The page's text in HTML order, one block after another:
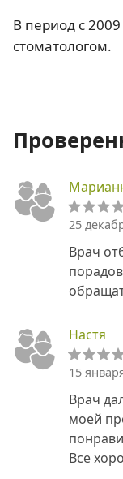
В период с
стоматологом.
25
Врач
Настя
15
Врач
моей
Все